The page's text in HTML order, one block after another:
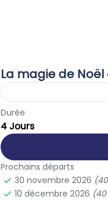
La magie de
Europe
1-40 People
Durée
4 Jours
Prochains départs
30 novembre 2026
10 décembre 2026